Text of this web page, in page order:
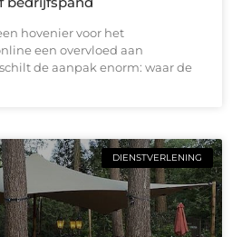
hovenier voor het
een overvloed aan
de aanpak enorm: waar de
DIENSTVERLENING